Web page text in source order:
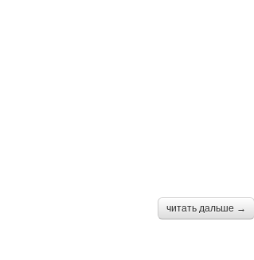
читать дальше →